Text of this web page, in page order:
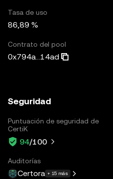
Tasa de uso
86,89 %
Contrato del pool
0x794a...14ad
Seguridad
Puntuación de seguridad de
CertiK
94/100
Auditorías
Certora + 15 más